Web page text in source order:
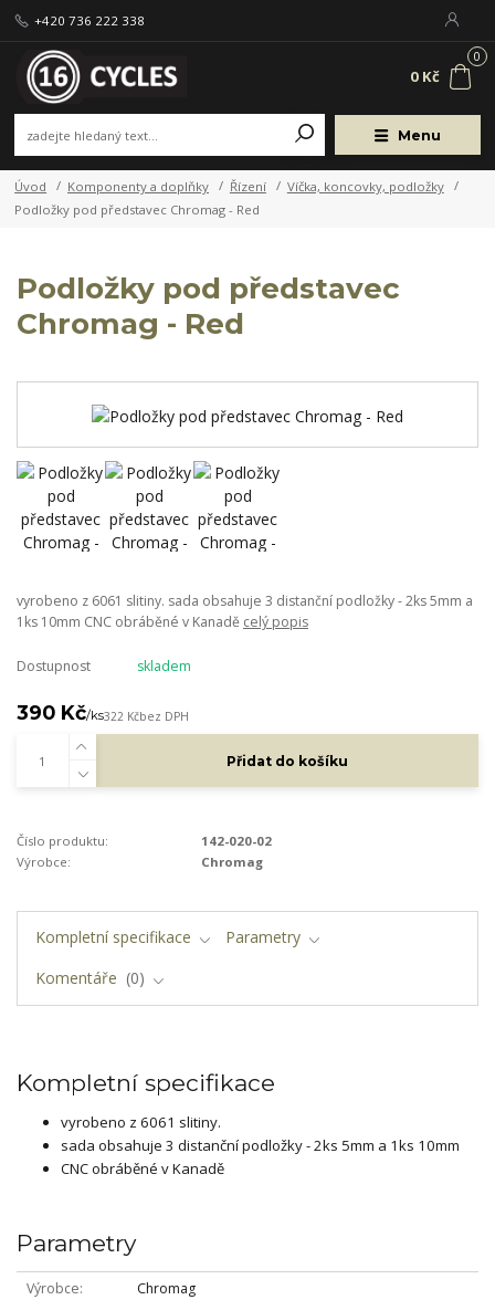
Menu
+420 736 222 338
0
0 Kč
Úvod Komponenty a doplňky Řízení
Víčka, koncovky, podložky
Podložky pod představec Chromag - Red
Podložky pod představec
Chromag - Red
vyrobeno z 6061 slitiny. sada obsahuje 3 distanční podložky - 2ks 5mm a
1ks 10mm CNC obráběné v Kanadě celý popis
Dostupnost skladem
390 Kč/ks322 Kčbez DPH
Přidat do košíku
Číslo produktu:
142-020-02
Výrobce:
Chromag
Kompletní specifikace
Parametry
Komentáře
0
Kompletní specifikace
vyrobeno z 6061 slitiny.
sada obsahuje 3 distanční podložky - 2ks 5mm a 1ks 10mm
CNC obráběné v Kanadě
Parametry
Výrobce Chromag